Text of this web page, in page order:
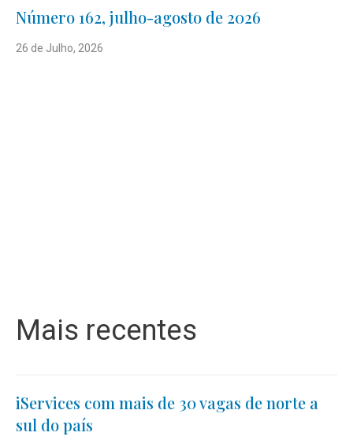
Número 162, julho-agosto de 2026
26 de Julho, 2026
Mais recentes
iServices com mais de 30 vagas de norte a
sul do país